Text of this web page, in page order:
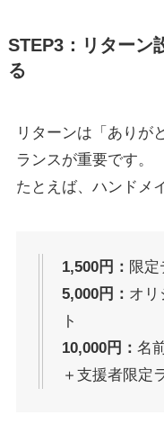
STEP3：リターン
る
リターンは「ありが
ランスが重要です。
たとえば、ハンドメ
1,500円： 限
5,000円： オリ
ト
10,000円： 名
＋支援者限定